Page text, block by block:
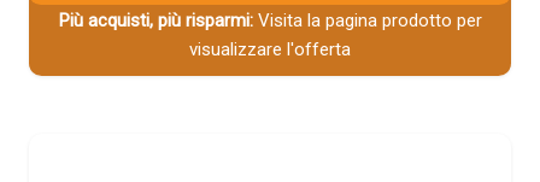
Più acquisti, più risparmi:Visita la pagina prodotto per
visualizzare l'offerta